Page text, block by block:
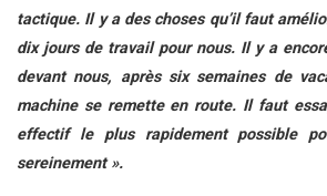
tactique. Il y a des choses qu’il faut
dix jours de travail pour nous. Il y a
devant nous, après six semaines de
machine se remette en route. Il faut
effectif le plus rapidement possible
sereinement ».